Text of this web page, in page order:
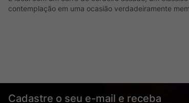
contemplação em uma ocasião verdadeiramente
Cadastre o seu e-mail e receba